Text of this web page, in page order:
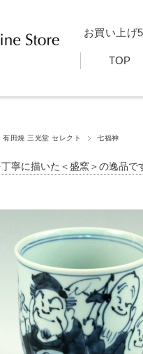
お買い上げ
TOP
有田焼 三光堂 セレクト 七福神
寧に描いた＜盛窯＞の逸品で